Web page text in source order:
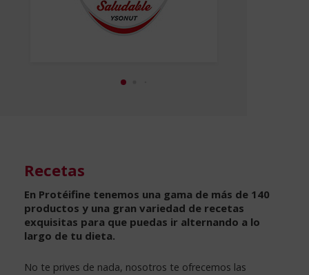
Recetas
En Protéifine tenemos una gama de más de 140
productos y una gran variedad de recetas
exquisitas para que puedas ir alternando a lo
largo de tu dieta.
No te prives de nada, nosotros te ofrecemos las